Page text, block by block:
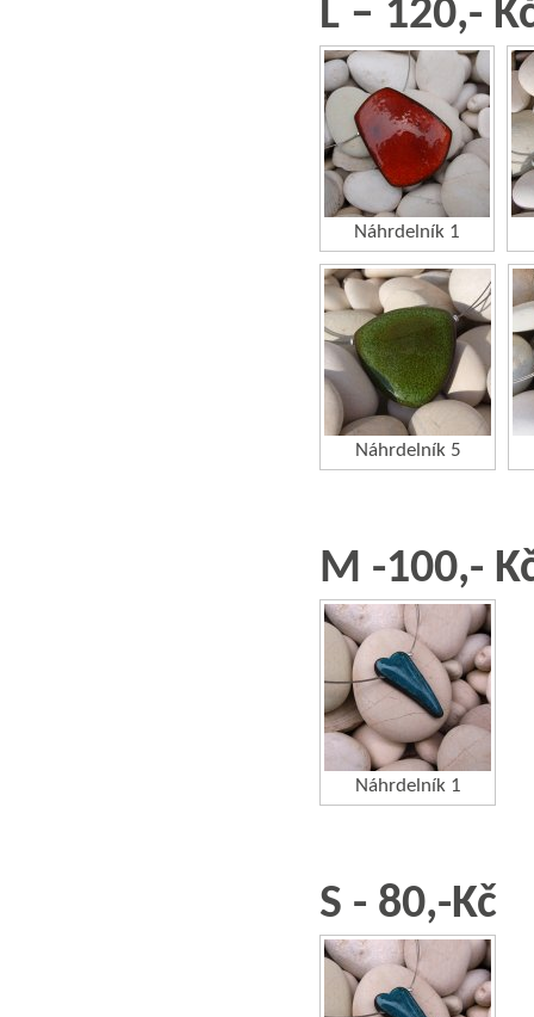
L – 120,-
Náhrdelník 1
Náhrdelník 5
M -100,-
Náhrdelník 1
S - 80,-Kč